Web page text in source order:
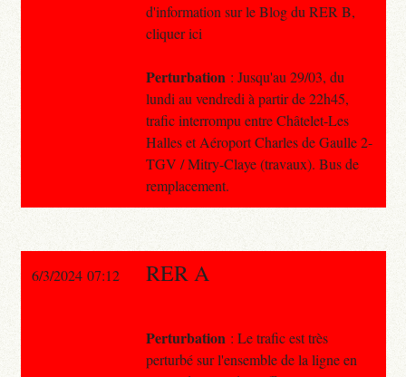
d'information sur le Blog du RER B,
cliquer ici
Perturbation : Jusqu'au 29/03, du
lundi au vendredi à partir de 22h45,
trafic interrompu entre Châtelet-Les
Halles et Aéroport Charles de Gaulle 2-
TGV / Mitry-Claye (travaux). Bus de
remplacement.
6/3/2024 07:12 RER A
Perturbation : Le trafic est très
perturbé sur l'ensemble de la ligne en